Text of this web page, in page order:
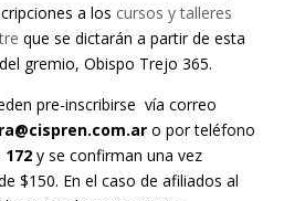
a los cursos y talleres
que se dictarán a partir de esta
gremio, Obispo Trejo 365.
pre-inscribirse vía correo
o por teléfono
y se confirman una vez
$150. En el caso de afiliados al